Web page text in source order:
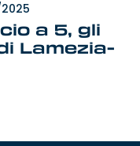
a 5, gli
Lamezia-